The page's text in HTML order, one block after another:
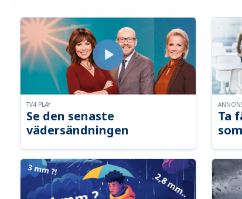
Se den senaste
vädersändningen
TV4 PLAY
Ta